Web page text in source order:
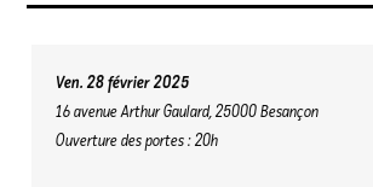
Ven. 28 février 2025
16 avenue Arthur Gaulard, 25000 Besançon
Ouverture des portes : 20h